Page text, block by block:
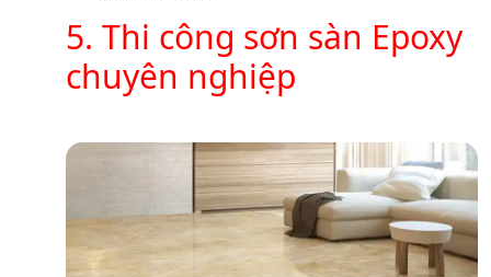
5. Thi công sơn sàn Epoxy
chuyên nghiệp